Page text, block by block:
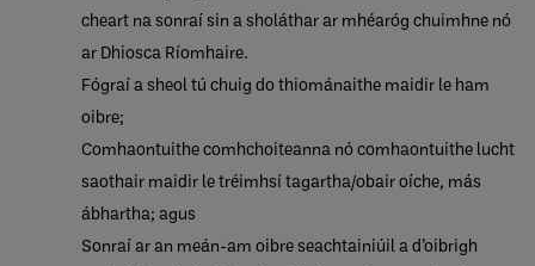
cheart na sonraí sin a sholáthar ar mhéaróg chuimhne nó
ar Dhiosca Ríomhaire.
Fógraí a sheol tú chuig do thiománaithe maidir le ham
oibre;
Comhaontuithe comhchoiteanna nó comhaontuithe lucht
saothair maidir le tréimhsí tagartha/obair oíche, más
ábhartha; agus
Sonraí ar an meán-am oibre seachtainiúil a d’oibrigh